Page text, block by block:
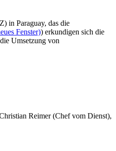
in Paraguay, das die
Fenster)) erkundigen sich die
Umsetzung von
Reimer (Chef vom Dienst),